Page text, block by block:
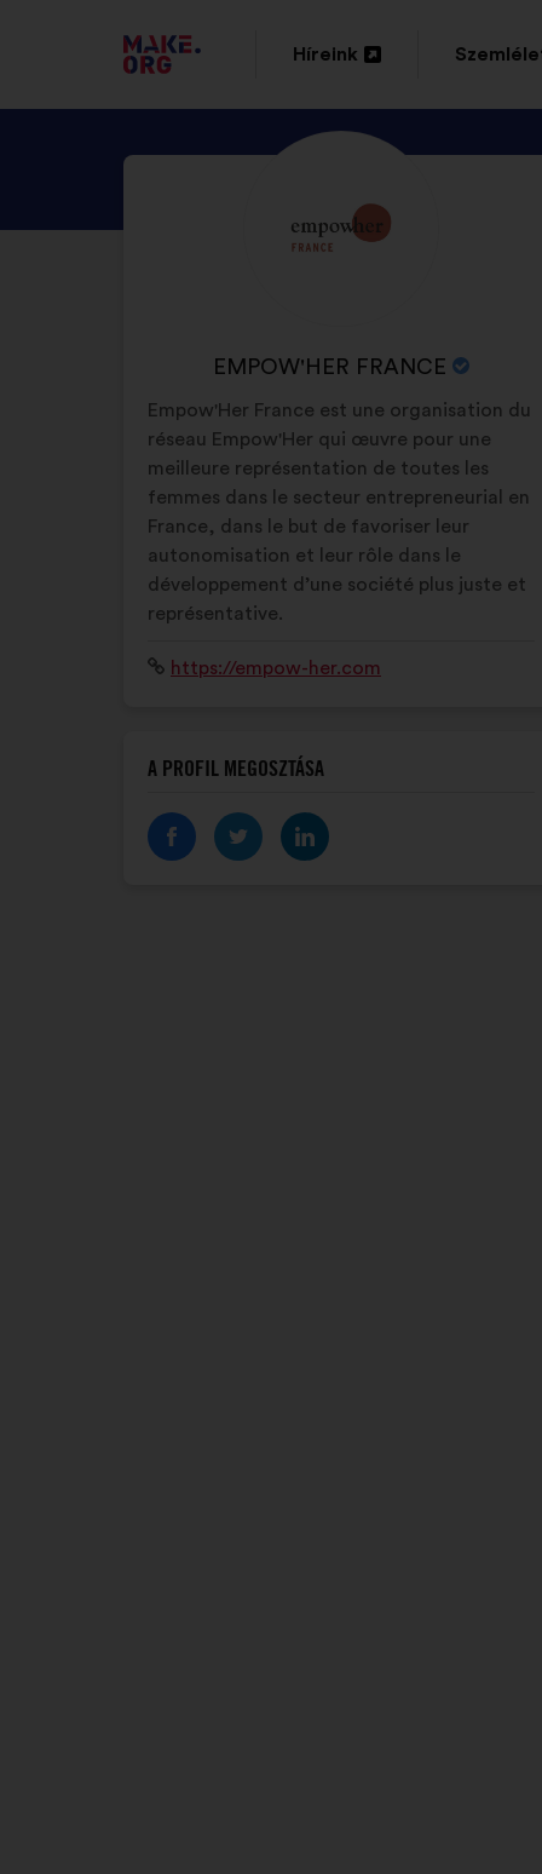
TOVÁBB
A
MAKE.ORG
FŐOLDALÁRA
Híreink
MEG
EMPOW'HER
A
SZERVEZET
NEVE:
EMPOW'HER FRANCE
Empow'Her France est une organisation du
réseau Empow'Her qui œuvre pour une
meilleure représentation de toutes les
femmes dans le secteur entrepreneurial en
France, dans le but de favoriser leur
autonomisation et leur rôle dans le
développement d’une société plus juste et
représentative.
Weboldal:
https://empow-her.com
A PROFIL MEGOSZTÁSA